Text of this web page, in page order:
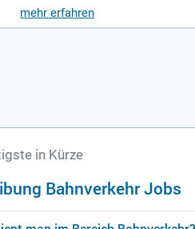
mehr erfahren
in Kürze
Bahnverkehr Jobs